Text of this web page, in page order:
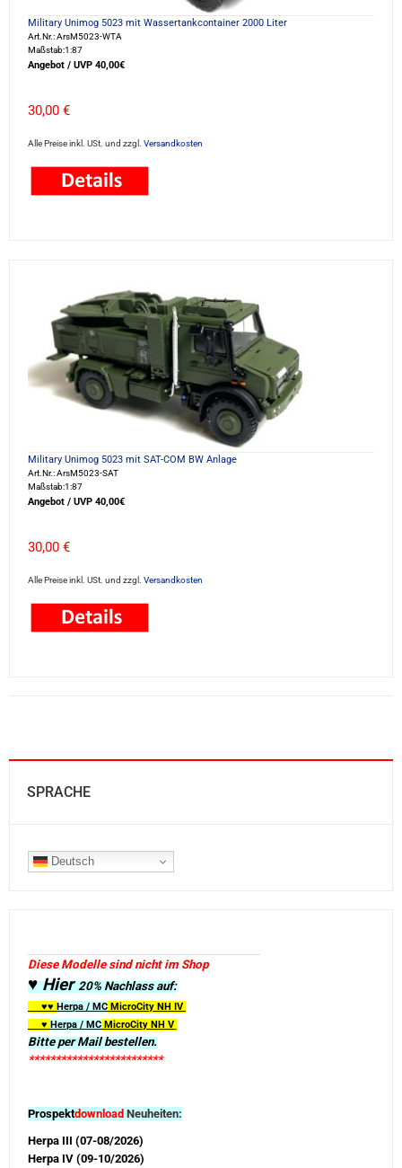
Military Unimog 5023 mit Wassertankcontainer 2000 Liter
Art.Nr.: ArsM5023-WTA
Maßstab:1:87
Angebot / UVP 40,00€
30,00 €
Alle Preise inkl. USt. und zzgl. Versandkosten
Military Unimog 5023 mit SAT-COM BW Anlage
Art.Nr.: ArsM5023-SAT
Maßstab:1:87
Angebot / UVP 40,00€
30,00 €
Alle Preise inkl. USt. und zzgl. Versandkosten
SPRACHE
Deutsch
Diese Modelle sind nicht im Shop
♥ Hier20% Nachlass auf:
♥♥ Herpa / MC MicroCity NH IV
♥ Herpa / MC MicroCity NH V
Bitte per Mail bestellen.
*************************
Prospektdownload Neuheiten:
Herpa III (07-08/2026)
Herpa IV (09-10/2026)